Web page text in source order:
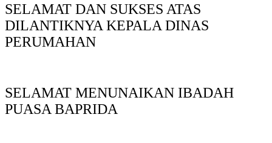
SELAMAT DAN SUKSES ATAS
DILANTIKNYA KEPALA DINAS
PERUMAHAN
SELAMAT MENUNAIKAN IBADAH
PUASA BAPRIDA